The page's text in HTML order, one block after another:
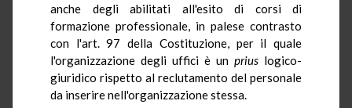
anche degli abilitati all'esito di corsi di
formazione professionale, in palese contrasto
con l'art. 97 della Costituzione, per il quale
l'organizzazione degli uffici è un prius logico-
giuridico rispetto al reclutamento del personale
da inserire nell'organizzazione stessa.